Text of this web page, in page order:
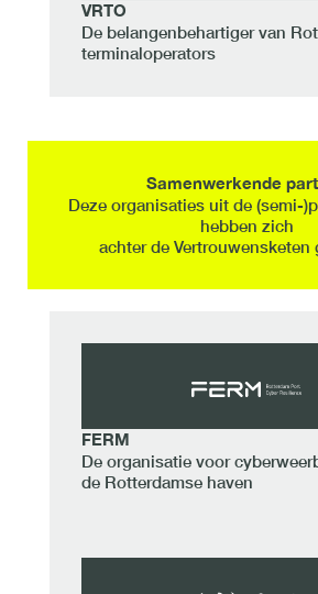
VRTO
De belangenbehartiger van
terminaloperators
Samenwerkende
Deze organisaties uit de (semi-
hebben zich
achter de Vertrouwensketen
FERM
De organisatie voor
de Rotterdamse haven